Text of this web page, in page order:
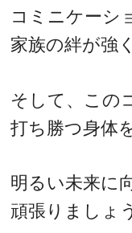
コミニケーシ
家族の絆が強
そして、この
打ち勝つ身体
明るい未来に
頑張りましょ